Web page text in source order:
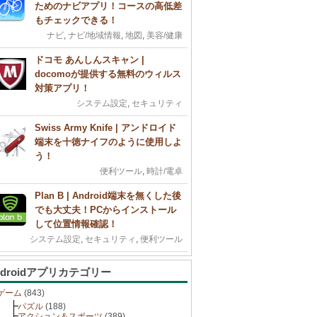
ためのナビアプリ！コースの高低差
もチェックできる！
ナビ, ナビ/地域情報, 地図 , 美容/健康
ドコモ あんしんスキャン |
docomoが提供する無料のウィルス
対策アプリ！
システム設定, セキュリティ
Swiss Army Knife | アンドロイド
端末を十徳ナイフのように使用しよ
う！
便利ツール, 時計/電卓
Plan B | Android端末を無くした後
でも大丈夫！PCからインストール
して位置情報確認！
システム設定, セキュリティ , 便利ツール
アプリカテゴリー
ーム (843)
パズル (188)